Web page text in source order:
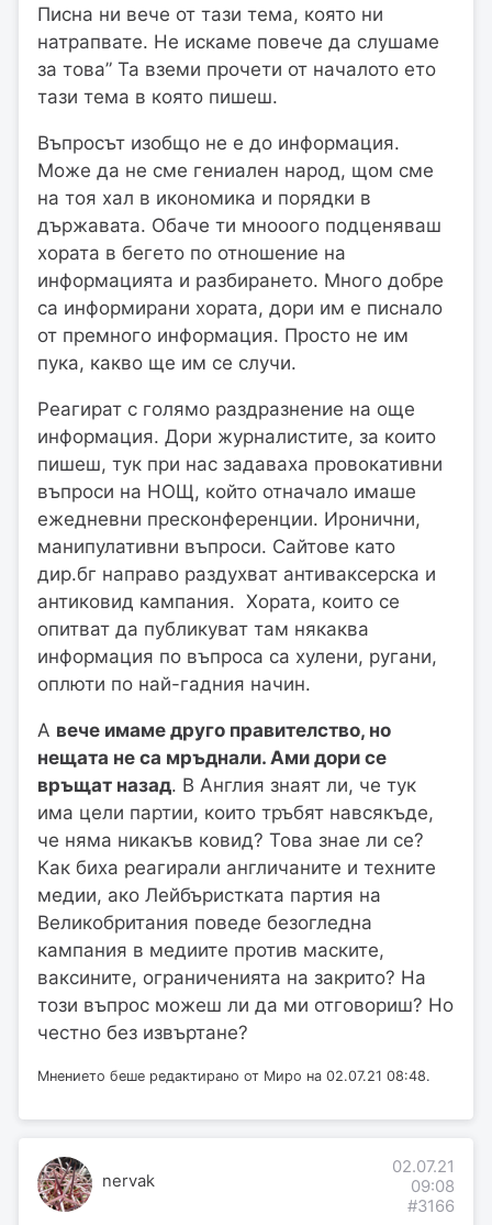
Писна ни вече от тази тема, която ни
натрапвате. Не искаме повече да слушаме
за това” Та вземи прочети от началото ето
тази тема в която пишеш.
Въпросът изобщо не е до информация.
Може да не сме гениален народ, щом сме
на тоя хал в икономика и порядки в
държавата. Обаче ти мнооого подценяваш
хората в бегето по отношение на
информацията и разбирането. Много добре
са информирани хората, дори им е писнало
от премного информация. Просто не им
пука, какво ще им се случи.
Реагират с голямо раздразнение на още
информация. Дори журналистите, за които
пишеш, тук при нас задаваха провокативни
въпроси на НОЩ, който отначало имаше
ежедневни пресконференции. Иронични,
манипулативни въпроси. Сайтове като
дир.бг направо раздухват антиваксерска и
антиковид кампания. Хората, които се
опитват да публикуват там някаква
информация по въпроса са хулени, ругани,
оплюти по най-гадния начин.
А вече имаме друго правителство, но
нещата не са мръднали. Ами дори се
връщат назад. В Англия знаят ли, че тук
има цели партии, които тръбят навсякъде,
че няма никакъв ковид? Това знае ли се?
Как биха реагирали англичаните и техните
медии, ако Лейбъристката партия на
Великобритания поведе безогледна
кампания в медиите против маските,
ваксините, ограниченията на закрито? На
този въпрос можеш ли да ми отговориш? Но
честно без извъртане?
Мнението беше редактирано от Миро на 02.07.21 08:48.
nervak
02.07.21
09:08
#3166